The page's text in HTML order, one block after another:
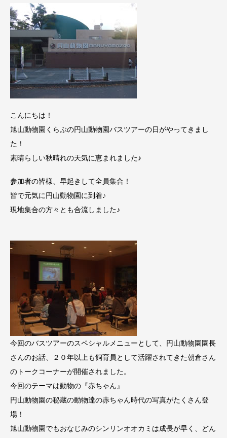
こんにちは！
旭山動物園くらぶの円山動物園バスツアーの日がやってきまし
た！
素晴らしい秋晴れの天気に恵まれました♪
参加者の皆様、早起きして全員集合！
皆で元気に円山動物園に到着♪
現地集合の方々とも合流しました♪
今回のバスツアーのスペシャルメニューとして、円山動物園園長
さんのお話、２０年以上も飼育員として活躍されてきた朝倉さん
のトークコーナーが開催されました。
今回のテーマは動物の『赤ちゃん』
円山動物園の秘蔵の動物達の赤ちゃん時代の写真がたくさん登
場！
旭山動物園でもおなじみのシンリンオオカミは成長が早く、どん